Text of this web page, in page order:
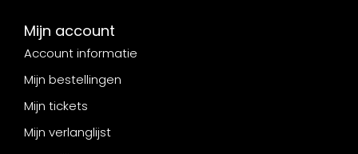
Mijn account
Account informatie
Mijn bestellingen
Mijn tickets
Mijn verlanglijst